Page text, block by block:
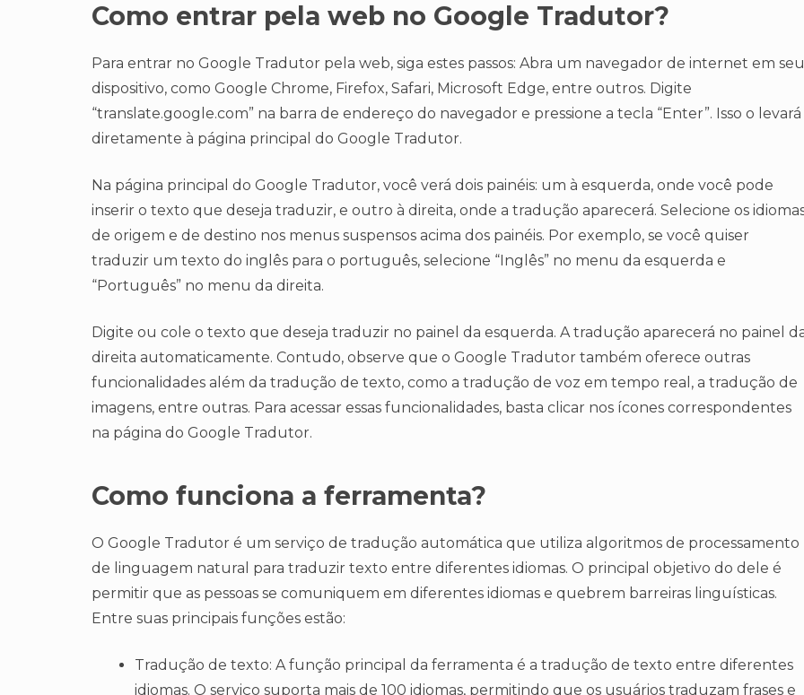
Como entrar pela web no Google Tradutor?
Para entrar no Google Tradutor pela web, siga estes passos: Abra um navegador de internet em seu
dispositivo, como Google Chrome, Firefox, Safari, Microsoft Edge, entre outros. Digite
“translate.google.com” na barra de endereço do navegador e pressione a tecla “Enter”. Isso o levará
diretamente à página principal do Google Tradutor.
Na página principal do Google Tradutor, você verá dois painéis: um à esquerda, onde você pode
inserir o texto que deseja traduzir, e outro à direita, onde a tradução aparecerá. Selecione os
de origem e de destino nos menus suspensos acima dos painéis. Por exemplo, se você quiser
traduzir um texto do inglês para o português, selecione “Inglês” no menu da esquerda e
“Português” no menu da direita.
Digite ou cole o texto que deseja traduzir no painel da esquerda. A tradução aparecerá no painel
direita automaticamente. Contudo, observe que o Google Tradutor também oferece outras
funcionalidades além da tradução de texto, como a tradução de voz em tempo real, a tradução de
imagens, entre outras. Para acessar essas funcionalidades, basta clicar nos ícones correspondentes
na página do Google Tradutor.
Como funciona a ferramenta?
O Google Tradutor é um serviço de tradução automática que utiliza algoritmos de processamento
de linguagem natural para traduzir texto entre diferentes idiomas. O principal objetivo do dele é
permitir que as pessoas se comuniquem em diferentes idiomas e quebrem barreiras linguísticas.
Entre suas principais funções estão:
Tradução de texto: A função principal da ferramenta é a tradução de texto entre diferentes
idiomas. O serviço suporta mais de 100 idiomas, permitindo que os usuários traduzam frases e